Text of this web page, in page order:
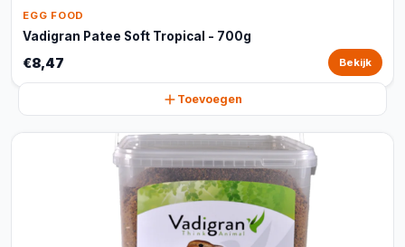
EGG FOOD
Vadigran Patee Soft Tropical - 700g
€8,47 Bekijk
Toevoegen